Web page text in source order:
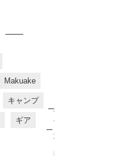
Makuake
キャンプ
ギア
す
す
め
商
品